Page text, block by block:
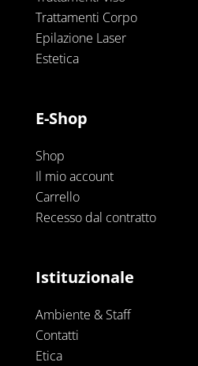
Trattamenti Corpo
Epilazione Laser
Estetica
E-Shop
Shop
Il mio account
Carrello
Recesso dal contratto
Istituzionale
Ambiente & Staff
Contatti
Etica